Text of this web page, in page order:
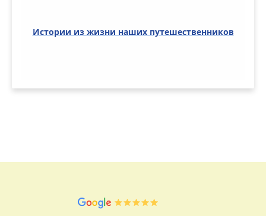
Истории из жизни наших путешественников